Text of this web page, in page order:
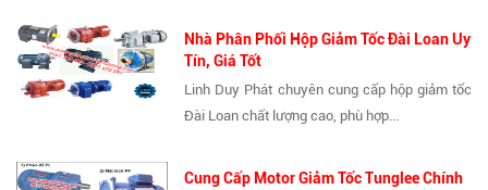
Nhà Phân Phối Hộp Giảm Tốc Đài Loan Uy
Tín, Giá Tốt
Linh Duy Phát chuyên cung cấp hộp giảm tốc
Đài Loan chất lượng cao, phù hợp...
Cung Cấp Motor Giảm Tốc Tunglee Chính